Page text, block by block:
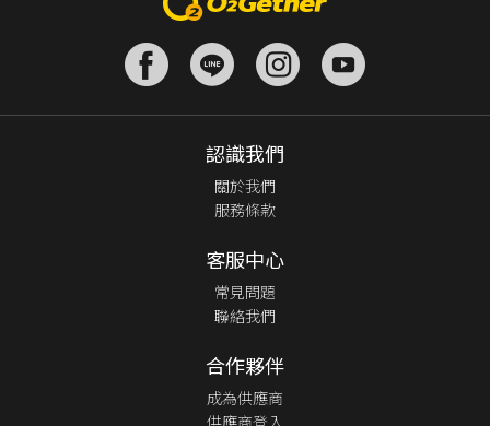
認識我們
關於我們
服務條款
客服中心
常見問題
聯絡我們
合作夥伴
成為供應商
供應商登入